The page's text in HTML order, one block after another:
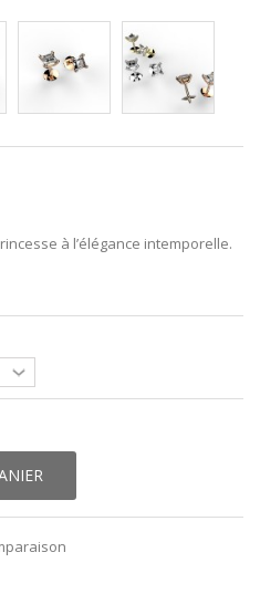
à l’élégance intemporelle.